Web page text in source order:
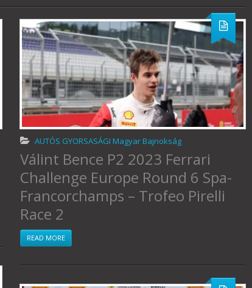
AUTÓS GYORSASÁGI Magyar Bajnokság
Válint Bence P2 2023 Ferrari
Challenge Europe Round 6 Spa-
Francorchamps – Trofeo Pirelli
Race 2
READ MORE